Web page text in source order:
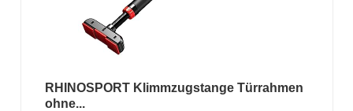
RHINOSPORT Klimmzugstange Türrahmen
ohne...